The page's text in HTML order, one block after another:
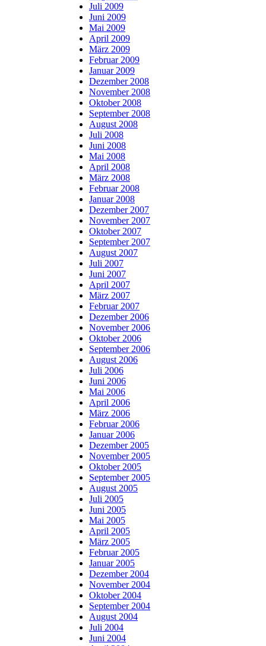
Juli 2009
Juni 2009
Mai 2009
April 2009
März 2009
Februar 2009
Januar 2009
Dezember 2008
November 2008
Oktober 2008
September 2008
August 2008
Juli 2008
Juni 2008
Mai 2008
April 2008
März 2008
Februar 2008
Januar 2008
Dezember 2007
November 2007
Oktober 2007
September 2007
August 2007
Juli 2007
Juni 2007
April 2007
März 2007
Februar 2007
Dezember 2006
November 2006
Oktober 2006
September 2006
August 2006
Juli 2006
Juni 2006
Mai 2006
April 2006
März 2006
Februar 2006
Januar 2006
Dezember 2005
November 2005
Oktober 2005
September 2005
August 2005
Juli 2005
Juni 2005
Mai 2005
April 2005
März 2005
Februar 2005
Januar 2005
Dezember 2004
November 2004
Oktober 2004
September 2004
August 2004
Juli 2004
Juni 2004